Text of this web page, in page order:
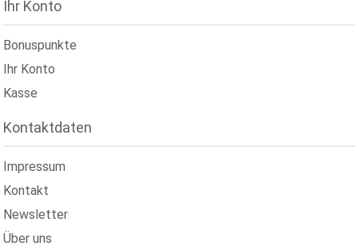
Ihr Konto
Bonuspunkte
Ihr Konto
Kasse
Kontaktdaten
Impressum
Kontakt
Newsletter
Über uns